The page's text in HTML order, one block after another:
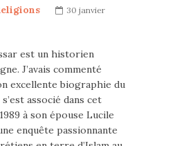
30 janvier
est un historien
J’avais commenté
excellente biographie du
associé dans cet
à son épouse Lucile
enquête passionnante